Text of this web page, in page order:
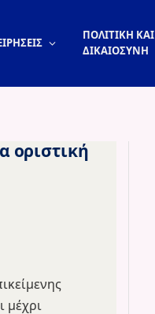
ΠΟΛΙΤΙΚΗ ΚΑΙ
ΔΙΚΑΙΟΣΥΝΗ
οριστική
μέχρι